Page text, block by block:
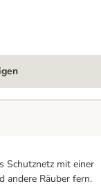
Schutznetz mit einer
andere Räuber fern.